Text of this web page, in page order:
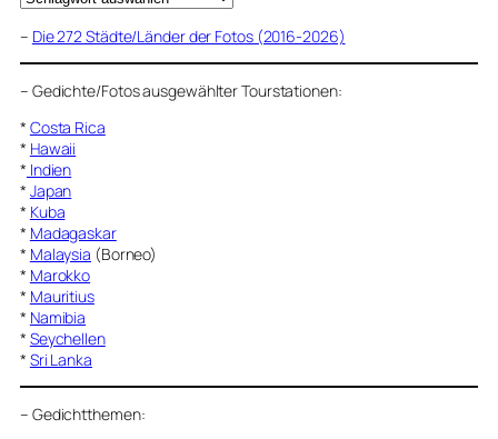
– Die 272 Städte/Länder der Fotos (2016-2026)
– Gedichte/Fotos ausgewählter Tourstationen:
* Costa Rica
* Hawaii
* Indien
* Japan
* Kuba
* Madagaskar
* Malaysia (Borneo)
* Marokko
* Mauritius
* Namibia
* Seychellen
* Sri Lanka
– Gedichtthemen: